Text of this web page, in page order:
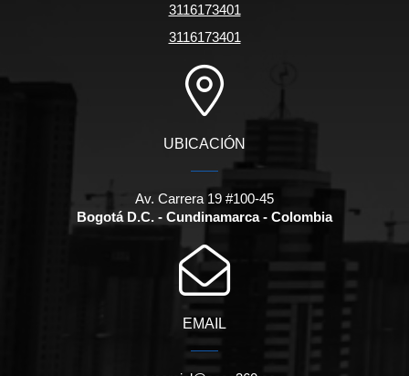
3116173401
3116173401
UBICACIÓN
Av. Carrera 19 #100-45
Bogotá D.C. - Cundinamarca - Colombia
EMAIL